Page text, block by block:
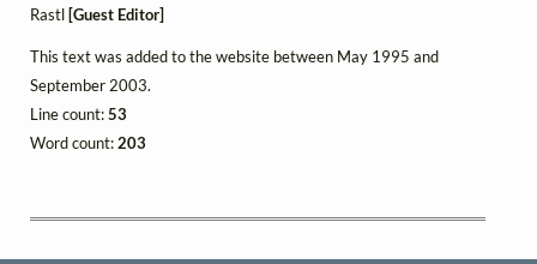
Rastl [Guest Editor]
This text was added to the website between May 1995 and
September 2003.
Line count:53
Word count:203